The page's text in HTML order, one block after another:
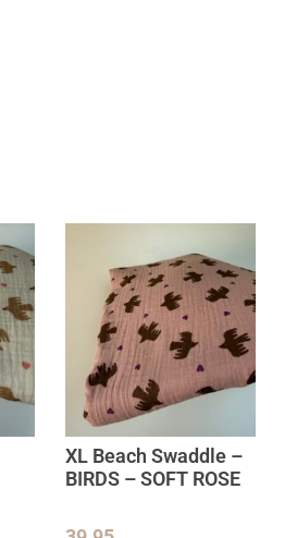
XL Beach Swaddle –
BIRDS – SOFT ROSE